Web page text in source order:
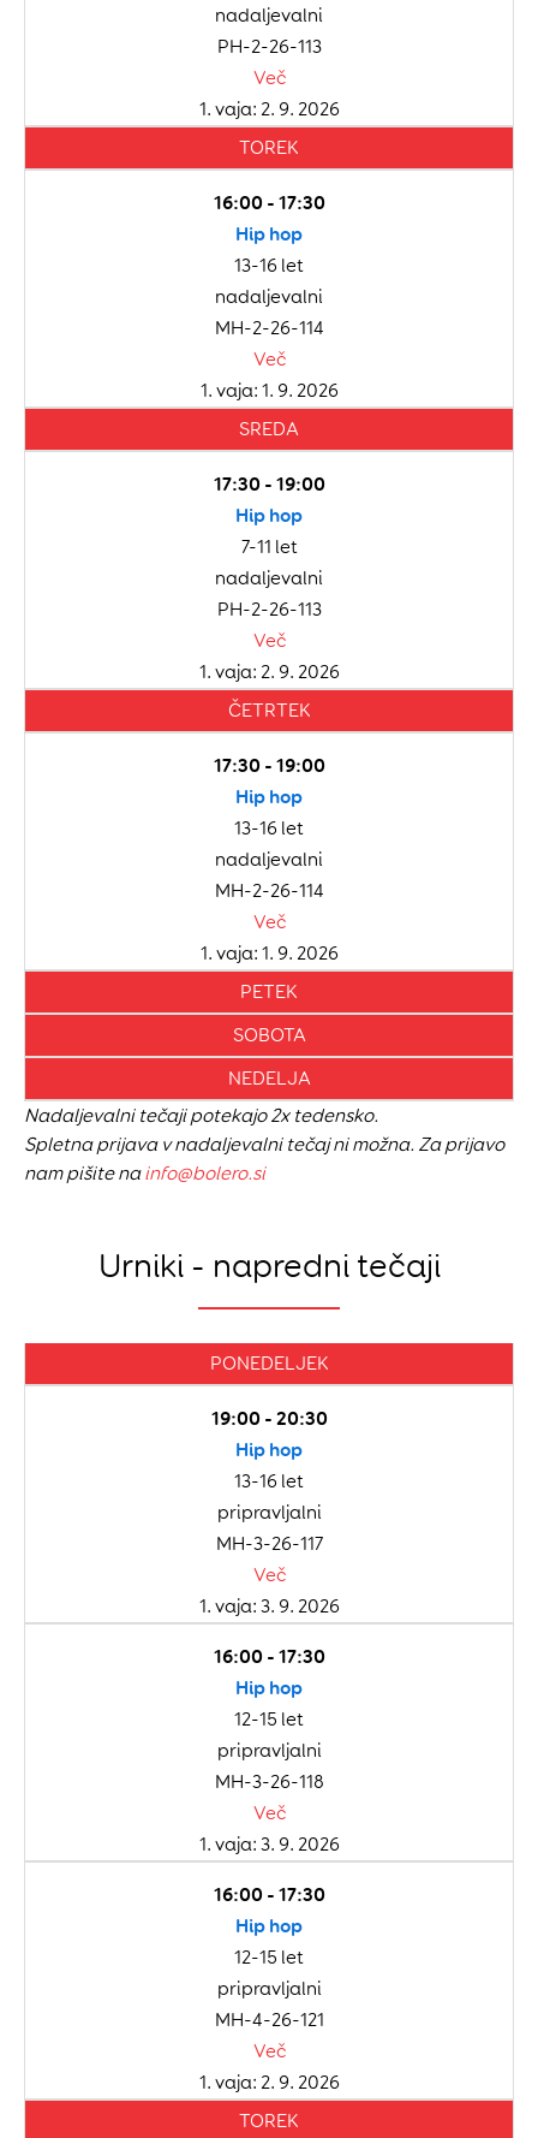
nadaljevalni
PH-2-26-113
Več
1. vaja: 2. 9. 2026
TOREK
16:00 - 17:30
Hip hop
13-16 let
nadaljevalni
MH-2-26-114
Več
1. vaja: 1. 9. 2026
SREDA
17:30 - 19:00
Hip hop
7-11 let
nadaljevalni
PH-2-26-113
Več
1. vaja: 2. 9. 2026
ČETRTEK
17:30 - 19:00
Hip hop
13-16 let
nadaljevalni
MH-2-26-114
Več
1. vaja: 1. 9. 2026
PETEK
SOBOTA
NEDELJA
Nadaljevalni tečaji potekajo 2x tedensko.
Spletna prijava v nadaljevalni tečaj ni možna. Za prijavo
nam pišite nainfo@bolero.si
Urniki - napredni tečaji
PONEDELJEK
19:00 - 20:30
Hip hop
13-16 let
pripravljalni
MH-3-26-117
Več
1. vaja: 3. 9. 2026
16:00 - 17:30
Hip hop
12-15 let
pripravljalni
MH-3-26-118
Več
1. vaja: 3. 9. 2026
16:00 - 17:30
Hip hop
12-15 let
pripravljalni
MH-4-26-121
Več
1. vaja: 2. 9. 2026
TOREK